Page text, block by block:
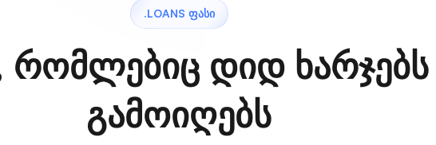
.LOANS ᲤᲐᲡᲘ
რომლებიც დიდ
გამოიღებს